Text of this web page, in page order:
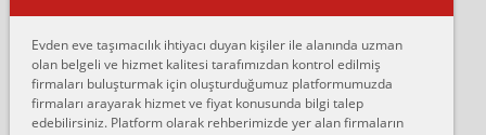
çalıştıklarını, müş...
Ahmet:
Lüleburgaz güngünes evden eve naklyat eşyalarımı taşımak için
anlaştık sabah eve geldiklerinde de eşyalarımı düzgün şekilde
Evden eve taşımacılık ihtiyacı duyan kişiler ile alanında uzman
olan belgeli ve hizmet kalitesi tarafımızdan kontrol edilmiş
firmaları buluşturmak için oluşturduğumuz platformumuzda
firmaları arayarak hizmet ve fiyat konusunda bilgi talep
edebilirsiniz. Platform olarak rehberimizde yer alan firmaların